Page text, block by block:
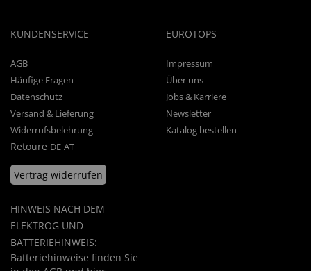
KUNDENSERVICE
AGB
Häufige Fragen
Datenschutz
Versand & Lieferung
Widerrufsbelehrung
Retoure DE AT
Vertrag widerrufen
HINWEIS NACH DEM
ELEKTROG UND
BATTERIEHINWEIS:
Batteriehinweise finden Sie
EUROTOPS
Impressum
Über uns
Jobs & Karriere
Newsletter
Katalog bestellen